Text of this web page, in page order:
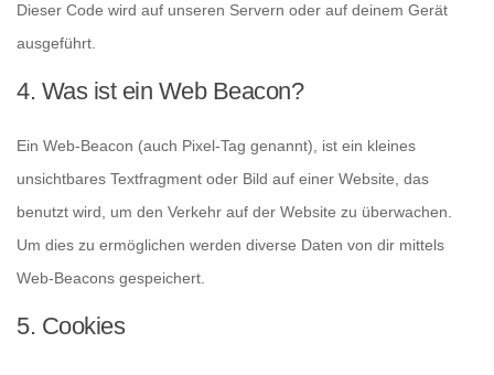
Dieser Code wird auf unseren Servern oder auf deinem Gerät
ausgeführt.
4. Was ist ein Web Beacon?
Ein Web-Beacon (auch Pixel-Tag genannt), ist ein kleines
unsichtbares Textfragment oder Bild auf einer Website, das
benutzt wird, um den Verkehr auf der Website zu überwachen.
Um dies zu ermöglichen werden diverse Daten von dir mittels
Web-Beacons gespeichert.
5. Cookies